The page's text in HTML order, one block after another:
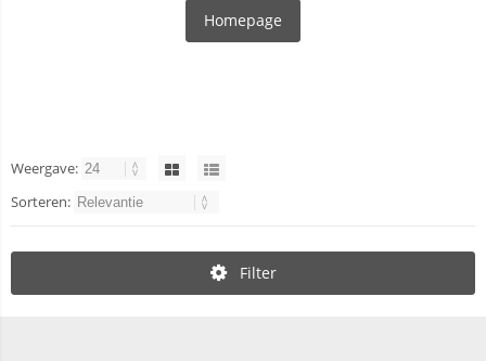
Homepage
Weergave:
Sorteren:
Filter